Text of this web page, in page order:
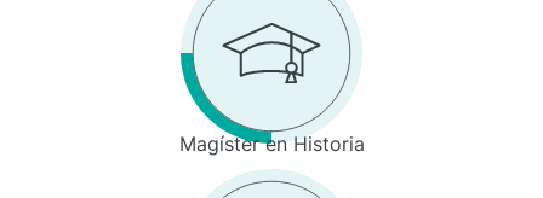
Magíster en Historia